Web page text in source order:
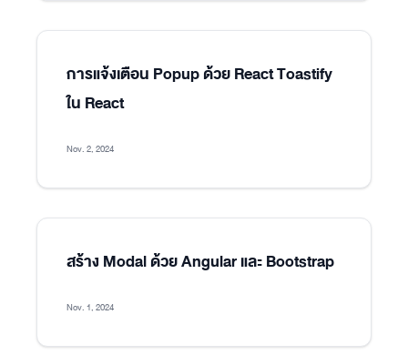
การแจ้งเตือน Popup ด้วย React Toastify
ใน React
Nov. 2, 2024
สร้าง Modal ด้วย Angular และ Bootstrap
Nov. 1, 2024